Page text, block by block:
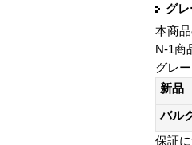
グ
本商
N-1商
グレ
バ
保証